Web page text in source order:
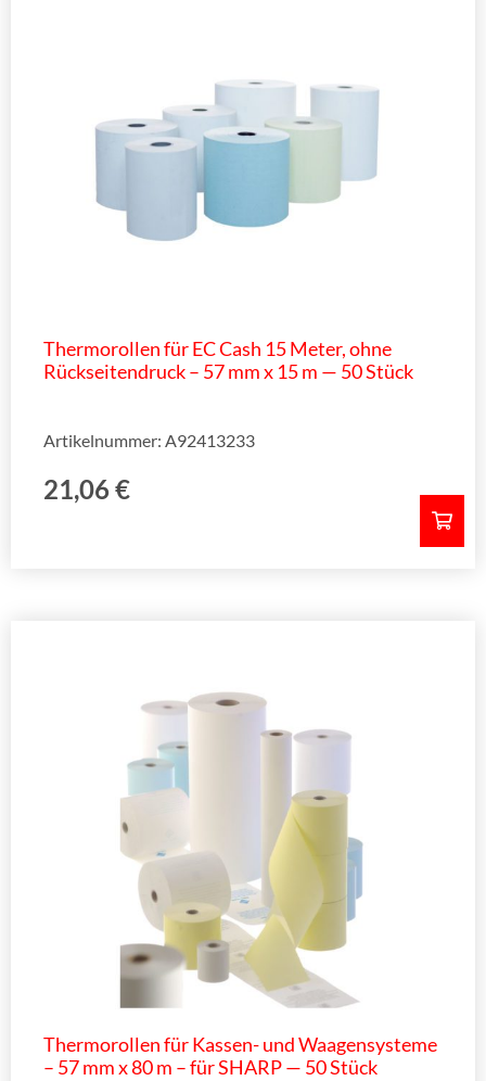
Thermorollen für EC Cash 15 Meter, ohne
Rückseitendruck – 57 mm x 15 m — 50 Stück
21,06 €
Artikelnummer: A92413233
Thermorollen für Kassen- und Waagensysteme
– 57 mm x 80 m – für SHARP — 50 Stück